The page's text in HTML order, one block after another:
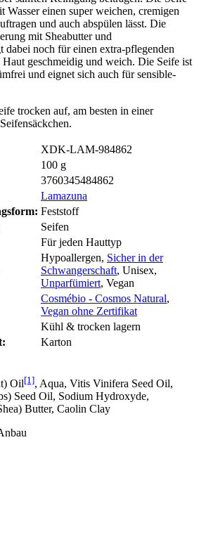
Wasser einen super weichen, cremigen
und auch abspülen lässt. Die
mit Sheabutter und
dabei noch für einen extra-pflegenden
geschmeidig und weich. Die Seife ist
und eignet sich auch für sensible-
trocken auf, am besten in einer
XDK-LAM-984862
100 g
3760345484862
Lamazuna
Feststoff
Seifen
Für jeden Hauttyp
Hypoallergen, Sicher in der
Schwangerschaft, Unisex,
Unparfümiert, Vegan
Cosmébio - Cosmos Natural,
Vegan ohne Zertifikat
Kühl & trocken lagern
Karton
Oil[1], Aqua, Vitis Vinifera Seed Oil,
Seed Oil, Sodium Hydroxyde,
Butter, Caolin Clay